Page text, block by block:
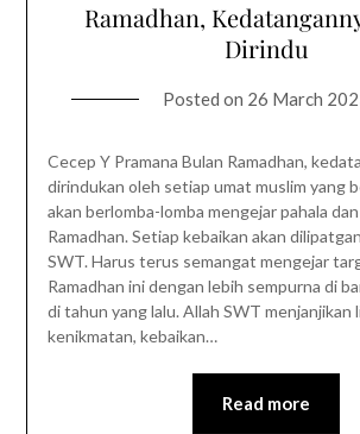
Ramadhan,
Dirindu
Posted on 26 March
Cecep Y Pramana Bulan Ramadhan,
dirindukan oleh setiap umat muslim yang
akan berlomba-lomba mengejar pahala
Ramadhan. Setiap kebaikan akan
SWT. Harus terus semangat mengejar
Ramadhan ini dengan lebih sempurna di
di tahun yang lalu. Allah SWT menjanjikan
kenikmatan, kebaikan…
Read more